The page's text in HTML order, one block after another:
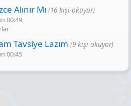
Alınır Mı (16 kişi okuyor)
00:49
Tavsiye Lazım (9 kişi okuyor)
00:45